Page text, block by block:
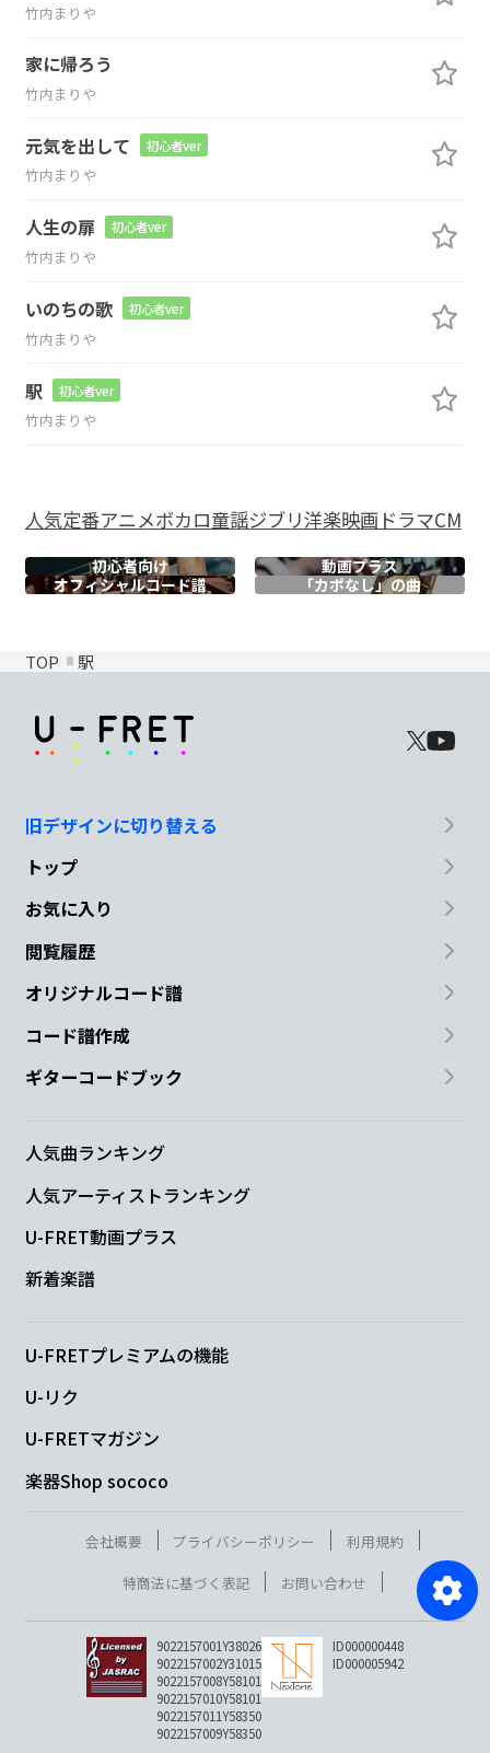
竹内まりや
家に帰ろう
竹内まりや
元気を出して 初心者ver
竹内まりや
人生の扉 初心者ver
竹内まりや
いのちの歌 初心者ver
竹内まりや
駅 初心者ver
竹内まりや
人気定番アニメボカロ童謡ジブリ洋楽映画ドラマCM
初心者向け
動画プラス
オフィシャルコード譜 「カポなし」の曲
TOP 駅
旧デザインに切り替える
トップ
お気に入り
閲覧履歴
オリジナルコード譜
コード譜作成
ギターコードブック
人気曲ランキング
人気アーティストランキング
U-FRET動画プラス
新着楽譜
U-FRETプレミアムの機能
U-リク
U-FRETマガジン
楽器Shop sococo
会社概要 プライバシーポリシー
利用規約
特商法に基づく表記
お問い合わせ
9022157001Y38026
9022157002Y31015
9022157008Y58101
9022157010Y58101
9022157011Y58350
9022157009Y58350
ID000000448
ID000005942